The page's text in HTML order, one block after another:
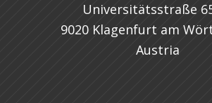
Universitätsstraße
9020 Klagenfurt am
Austria